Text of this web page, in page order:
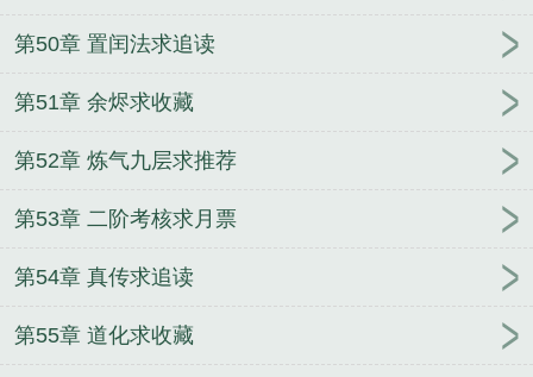
第50章 置闰法求追读
第51章 余烬求收藏
第52章 炼气九层求推荐
第53章 二阶考核求月票
第54章 真传求追读
第55章 道化求收藏